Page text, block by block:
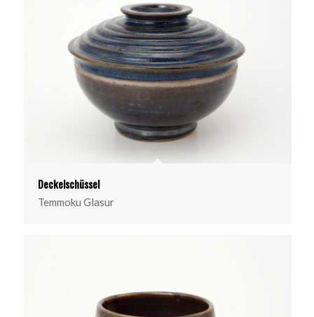
Deckelschüssel
Temmoku Glasur